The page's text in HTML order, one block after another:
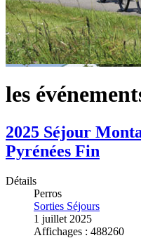
les
2025 Séjour
Pyrénées Fin
Détails
Perros
Sorties Séjours
1 juillet 2025
Affichages : 488260